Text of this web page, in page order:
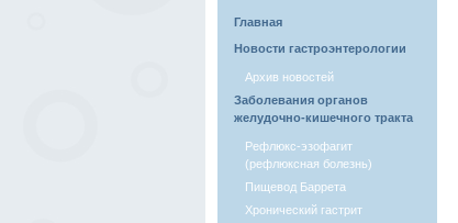
Главная
Новости гастроэнтерологии
Архив новостей
Заболевания органов
желудочно-кишечного тракта
Рефлюкс-эзофагит
(рефлюксная болезнь)
Пищевод Баррета
Хронический гастрит